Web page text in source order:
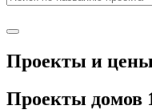
Проекты и цены
Проекты домов